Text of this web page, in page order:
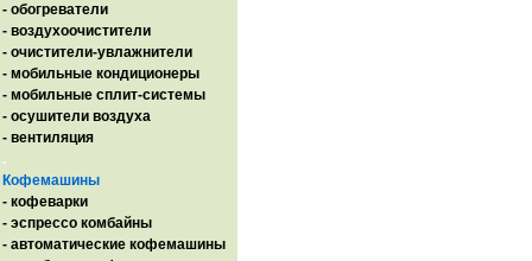
- обогреватели
- воздухоочистители
- очистители-увлажнители
- мобильные кондиционеры
- мобильные сплит-системы
- осушители воздуха
- вентиляция
.
Кофемашины
- кофеварки
- эспрессо комбайны
- автоматические кофемашины